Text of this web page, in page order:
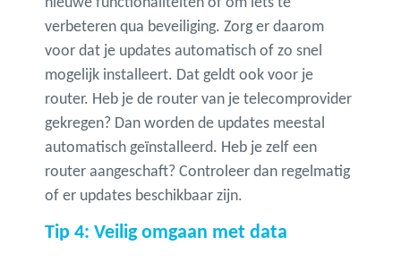
nieuwe functionaliteiten of om iets te
verbeteren qua beveiliging. Zorg er daarom
voor dat je updates automatisch of zo snel
mogelijk installeert. Dat geldt ook voor je
router. Heb je de router van je telecomprovider
gekregen? Dan worden de updates meestal
automatisch geïnstalleerd. Heb je zelf een
router aangeschaft? Controleer dan regelmatig
of er updates beschikbaar zijn.
Tip 4: Veilig omgaan met data